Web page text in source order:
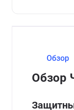
Обзор
Обзор